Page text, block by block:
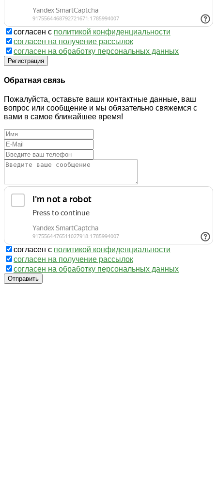
согласен с политикой конфиденциальности
согласен на получение рассылок
согласен на обработку персональных данных
Регистрация
Обратная связь
Пожалуйста, оставьте ваши контактные данные, ваш
вопрос или сообщение и мы обязательно свяжемся с
вами в самое ближайшее время!
согласен с политикой конфиденциальности
согласен на получение рассылок
согласен на обработку персональных данных
Отправить